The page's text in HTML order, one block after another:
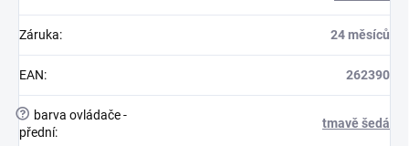
Záruka: 24 měsíců
EAN: 262390
?
barva ovládače -
přední:
tmavě šedá